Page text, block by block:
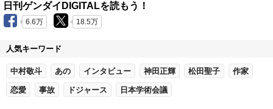
日刊ゲンダイDIGITALを読もう！
6.6万 18.5万
人気キーワード
中村敬斗 あの インタビュー 神田正輝 松田聖子 作家
恋愛 事故 ドジャース 日本学術会議